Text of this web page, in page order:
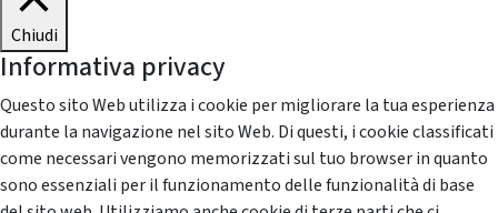
Chiudi
Informativa privacy
Questo sito Web utilizza i cookie per migliorare la tua esperienza
durante la navigazione nel sito Web. Di questi, i cookie classificati
come necessari vengono memorizzati sul tuo browser in quanto
sono essenziali per il funzionamento delle funzionalità di base